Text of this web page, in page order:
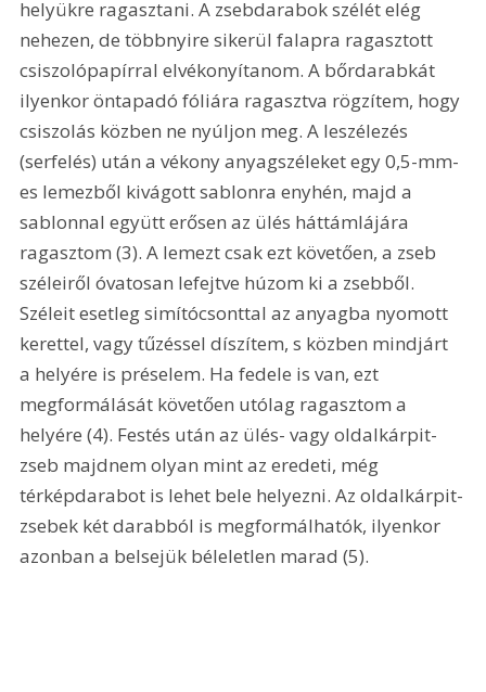
helyükre ragasztani. A zsebdarabok szélét elég
nehezen, de többnyire sikerül falapra ragasztott
csiszolópapírral elvékonyítanom. A bőrdarabkát
ilyenkor öntapadó fóliára ragasztva rögzítem, hogy
csiszolás közben ne nyúljon meg. A leszélezés
(serfelés) után a vékony anyagszéleket egy 0,5-mm-
es lemezből kivágott sablonra enyhén, majd a
sablonnal együtt erősen az ülés háttámlájára
ragasztom (3). A lemezt csak ezt követően, a zseb
széleiről óvatosan lefejtve húzom ki a zsebből.
Széleit esetleg simítócsonttal az anyagba nyomott
kerettel, vagy tűzéssel díszítem, s közben mindjárt
a helyére is préselem. Ha fedele is van, ezt
megformálását követően utólag ragasztom a
helyére (4). Festés után az ülés- vagy oldalkárpit-
zseb majdnem olyan mint az eredeti, még
térképdarabot is lehet bele helyezni. Az oldalkárpit-
zsebek két darabból is megformálhatók, ilyenkor
azonban a belsejük béleletlen marad (5).